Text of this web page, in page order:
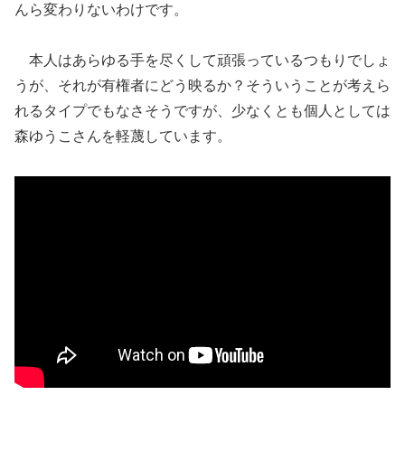
んら変わりないわけです。
本人はあらゆる手を尽くして頑張っているつもりでしょ
うが、それが有権者にどう映るか？そういうことが考えら
れるタイプでもなさそうですが、少なくとも個人としては
森ゆうこさんを軽蔑しています。